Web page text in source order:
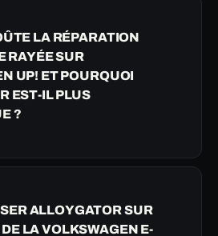
LA RÉPARATION
RAYÉE SUR
UP! ET POURQUOI
EST-IL PLUS
?
ALLOYGATOR SUR
LA VOLKSWAGEN E-